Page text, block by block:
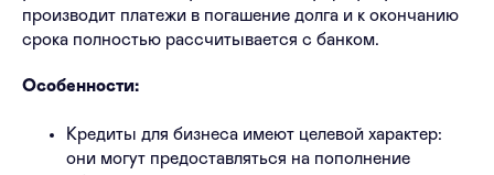
производит платежи в погашение долга и к окончанию
срока полностью рассчитывается с банком.
Особенности:
Кредиты для бизнеса имеют целевой характер:
они могут предоставляться на пополнение